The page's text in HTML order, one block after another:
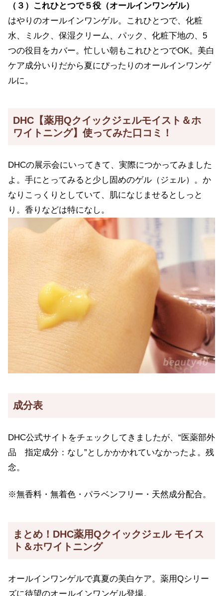
（３）これひとつで５役（オールインワンゲル）
はやりのオールインワンゲル。これひとつで、化粧
水、ミルク、保湿クリーム、パック、化粧下地の、5
つの役目をカバー。忙しい朝もこれひとつでOK。美白
ケア成分いりだから夏にぴったりのオールインワンゲ
ルに。
DHC【薬用Qクイックジェルモイスト＆ホ
ワイトニング】使ってみた口コミ！
DHCの展示会にいってきて、実際につかってみました
よ。手にとってみると少し固めのゲル（ジェル）。か
なりこっくりとしていて、肌になじませるとしっと
り。香りなどは特になし。
成分表
DHC公式サイトをチェックしてきましたが、“医薬部外
品 指定成分：なし”としかかかれていなかったよ。残
念。
※無香料・無着色・パラベンフリー・天然成分配合。
まとめ！DHC薬用Qクイックジェル モイス
ト＆ホワイトニング
オールインワンゲルで真夏の美白ケア。薬用Qシリー
ズに待望のオールインワンゲル登場。